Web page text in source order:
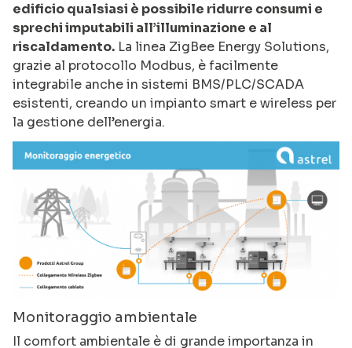
edificio qualsiasi è possibile ridurre consumi e
sprechi imputabili all’illuminazione e al
riscaldamento. La linea ZigBee Energy Solutions,
grazie al protocollo Modbus, è facilmente
integrabile anche in sistemi BMS/PLC/SCADA
esistenti, creando un impianto smart e wireless per
la gestione dell’energia.
Monitoraggio ambientale
Il comfort ambientale è di grande importanza in